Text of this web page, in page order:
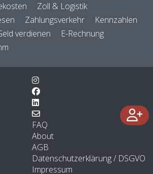
Zoll & Logistik
Zahlungsverkehr
Kennzahlen
verdienen
E-Rechnung
FAQ
About
AGB
Datenschutzerklärung / DSGVO
Impressum